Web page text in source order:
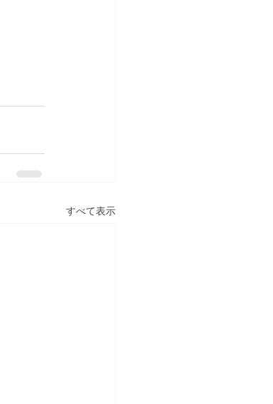
すべて表示